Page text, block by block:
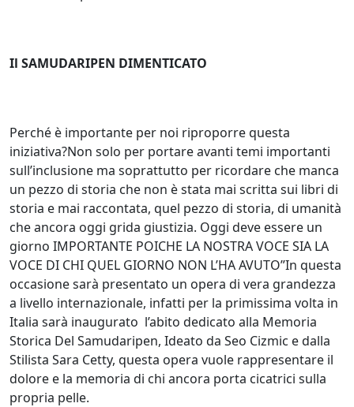
Il SAMUDARIPEN DIMENTICATO
Perché è importante per noi riproporre questa
iniziativa?Non solo per portare avanti temi importanti
sull’inclusione ma soprattutto per ricordare che manca
un pezzo di storia che non è stata mai scritta sui libri di
storia e mai raccontata, quel pezzo di storia, di umanità
che ancora oggi grida giustizia. Oggi deve essere un
giorno IMPORTANTE POICHE LA NOSTRA VOCE SIA LA
VOCE DI CHI QUEL GIORNO NON L’HA AVUTO”In questa
occasione sarà presentato un opera di vera grandezza
a livello internazionale, infatti per la primissima volta in
Italia sarà inaugurato l’abito dedicato alla Memoria
Storica Del Samudaripen, Ideato da Seo Cizmic e dalla
Stilista Sara Cetty, questa opera vuole rappresentare il
dolore e la memoria di chi ancora porta cicatrici sulla
propria pelle.